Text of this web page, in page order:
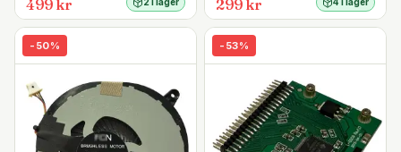
499 kr 299 kr
- 50% - 53%